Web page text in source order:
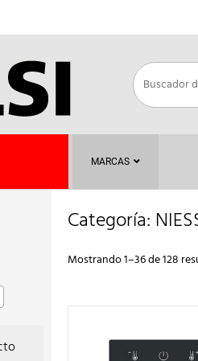
MARCAS
Categoría:
Mostrando 1–36 de 128